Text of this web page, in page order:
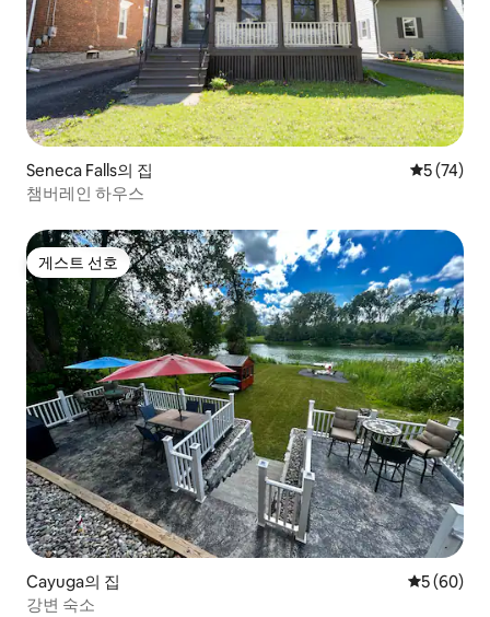
Seneca Falls의 집 평점 5점
5 (74)
챔버레인 하우스
게스트 선호
게스트 선호
Cayuga의 집 평점 5점(5
5 (60)
강변 숙소